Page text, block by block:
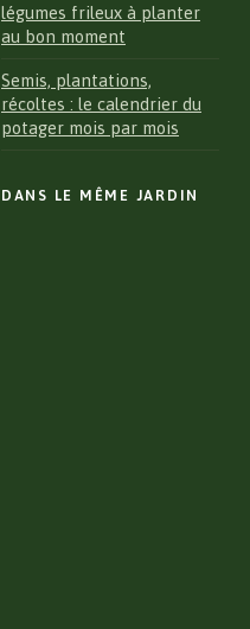
légumes frileux à planter
au bon moment
Semis, plantations,
récoltes : le calendrier du
potager mois par mois
DANS LE MÊME JARDIN